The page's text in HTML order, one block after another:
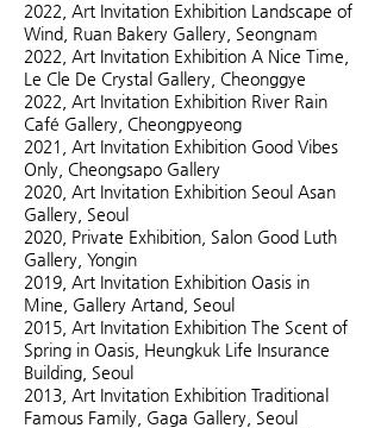
2022, Art Invitation Exhibition Landscape of
Wind, Ruan Bakery Gallery, Seongnam
2022, Art Invitation Exhibition A Nice Time,
Le Cle De Crystal Gallery, Cheonggye
2022, Art Invitation Exhibition River Rain
Café Gallery, Cheongpyeong
2021, Art Invitation Exhibition Good Vibes
Only, Cheongsapo Gallery
2020, Art Invitation Exhibition Seoul Asan
Gallery, Seoul
2020, Private Exhibition, Salon Good Luth
Gallery, Yongin
2019, Art Invitation Exhibition Oasis in
Mine, Gallery Artand, Seoul
2015, Art Invitation Exhibition The Scent of
Spring in Oasis, Heungkuk Life Insurance
Building, Seoul
2013, Art Invitation Exhibition Traditional
Famous Family, Gaga Gallery, Seoul